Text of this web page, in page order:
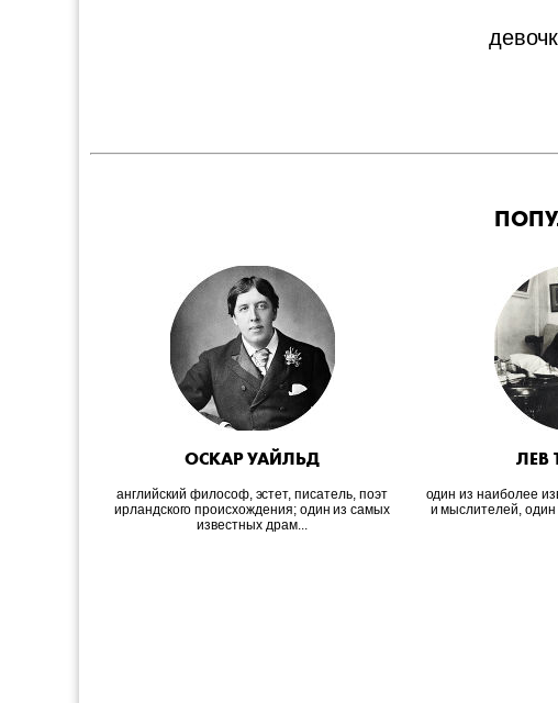
ОСКАР УАЙЛЬД
английский философ, эстет, писатель, поэт
ирландского происхождения; один из самых
известных драм...
ЛЕВ
один из наиболее
и мыслителей,